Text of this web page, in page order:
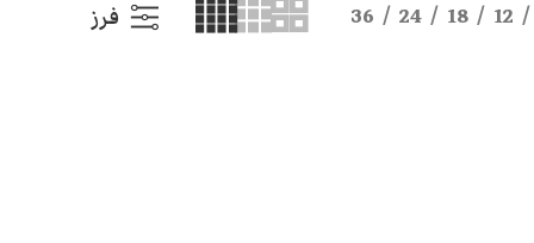
12
18
24
36 فرز